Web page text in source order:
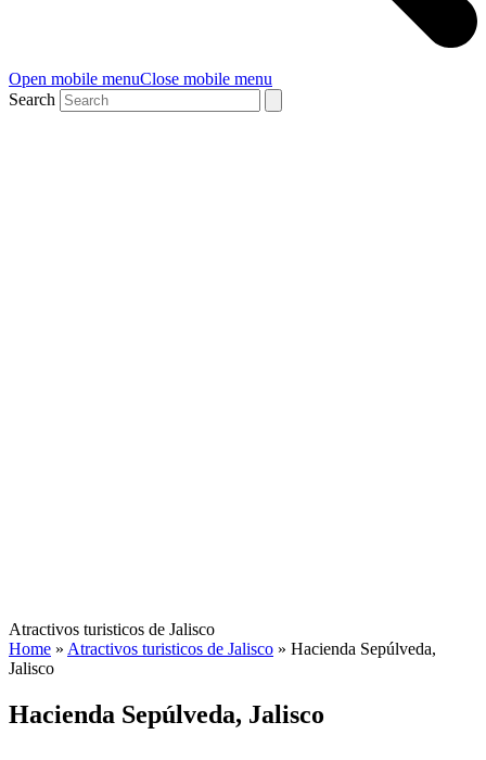
Open mobile menuClose mobile menu
Search
Atractivos turisticos de Jalisco
Home » Atractivos turisticos de Jalisco » Hacienda Sepúlveda,
Jalisco
Hacienda Sepúlveda, Jalisco